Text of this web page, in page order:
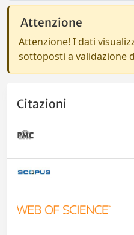
Attenzione
Attenzione! I dati
sottoposti a validazione
Citazioni